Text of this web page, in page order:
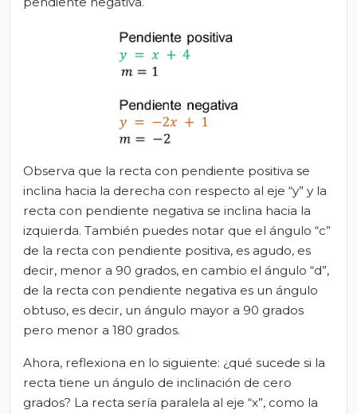
Observa que la recta con pendiente positiva se
inclina hacia la derecha con respecto al eje “y” y la
recta con pendiente negativa se inclina hacia la
izquierda. También puedes notar que el ángulo “c”
de la recta con pendiente positiva, es agudo, es
decir, menor a 90 grados, en cambio el ángulo “d”,
de la recta con pendiente negativa es un ángulo
obtuso, es decir, un ángulo mayor a 90 grados
pero menor a 180 grados.
Ahora, reflexiona en lo siguiente: ¿qué sucede si la
recta tiene un ángulo de inclinación de cero
grados? La recta sería paralela al eje “x”, como la